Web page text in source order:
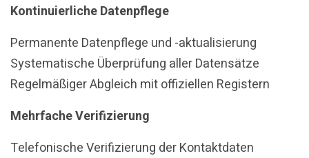
Kontinuierliche Datenpflege
Permanente Datenpflege und -aktualisierung
Systematische Überprüfung aller Datensätze
Regelmäßiger Abgleich mit offiziellen Registern
Mehrfache Verifizierung
Telefonische Verifizierung der Kontaktdaten